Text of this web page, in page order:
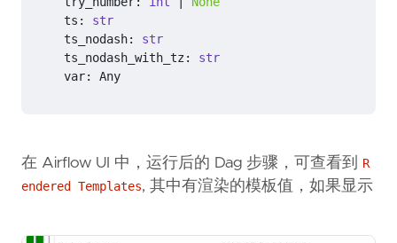
ts :
str
ts_nodash:
str
ts_nodash_with_tz:
str
var: Any
在 Airflow UI 中，运行后的 Dag 步骤，可查看到
R
endered Templates, 其中有渲染的模板值，如果显示